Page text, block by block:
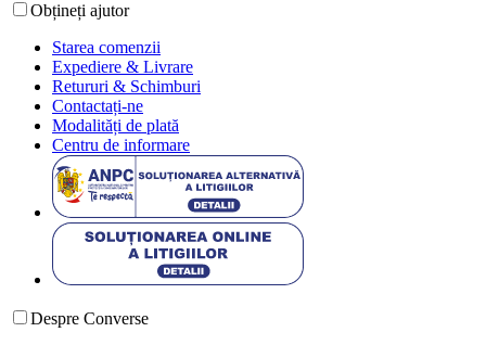
Obțineți ajutor
Starea comenzii
Expediere & Livrare
Retururi & Schimburi
Contactați-ne
Modalități de plată
Centru de informare
Despre Converse